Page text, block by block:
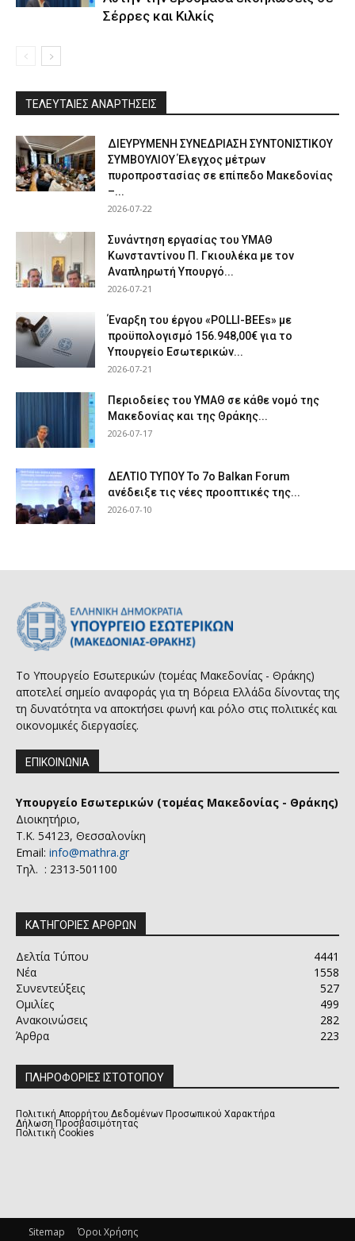
Σέρρες και Κιλκίς
ΤΕΛΕΥΤΑΙΕΣ ΑΝΑΡΤΗΣΕΙΣ
ΔΙΕΥΡΥΜΕΝΗ ΣΥΝΕΔΡΙΑΣΗ ΣΥΝΤΟΝΙΣΤΙΚΟΥ
ΣΥΜΒΟΥΛΙΟΥ Έλεγχος μέτρων
πυροπροστασίας σε επίπεδο Μακεδονίας
–...
2026-07-22
Συνάντηση εργασίας του ΥΜΑΘ
Κωνσταντίνου Π. Γκιουλέκα με τον
Αναπληρωτή Υπουργό...
2026-07-21
Έναρξη του έργου «POLLI-BEEs» με
προϋπολογισμό 156.948,00€ για το
Υπουργείο Εσωτερικών...
2026-07-21
Περιοδείες του ΥΜΑΘ σε κάθε νομό της
Μακεδονίας και της Θράκης...
2026-07-17
ΔΕΛΤΙΟ ΤΥΠΟΥ Το 7ο Balkan Forum
ανέδειξε τις νέες προοπτικές της...
2026-07-10
Το Υπουργείο Εσωτερικών (τομέας Μακεδονίας - Θράκης)
αποτελεί σημείο αναφοράς για τη Βόρεια Ελλάδα δίνοντας της
τη δυνατότητα να αποκτήσει φωνή και ρόλο στις πολιτικές και
οικονομικές διεργασίες.
ΕΠΙΚΟΙΝΩΝΙΑ
Υπουργείο Εσωτερικών (τομέας Μακεδονίας - Θράκης)
Διοικητήριο,
Τ.Κ. 54123, Θεσσαλονίκη
Email: info@mathra.gr
Τηλ. : 2313-501100
ΚΑΤΗΓΟΡΙΕΣ ΑΡΘΡΩΝ
Δελτία Τύπου
4441
Νέα
1558
Συνεντεύξεις
527
Ομιλίες
499
Ανακοινώσεις
282
Άρθρα
223
ΠΛΗΡΟΦΟΡΙΕΣ ΙΣΤΟΤΟΠΟΥ
Πολιτική Απορρήτου Δεδομένων Προσωπικού Χαρακτήρα
Δήλωση Προσβασιμότητας
Πολιτική Cookies
Sitemap Όροι Χρήσης